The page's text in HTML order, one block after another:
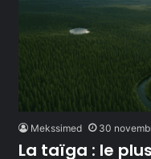
Mekssimed 30
La taïga : le